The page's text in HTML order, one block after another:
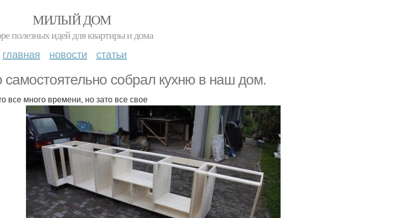
МИЛЫЙ ДОМ
полезных идей для квартиры и дома
главная новости статьи
самостоятельно собрал кухню в наш дом.
все много времени, но зато все свое